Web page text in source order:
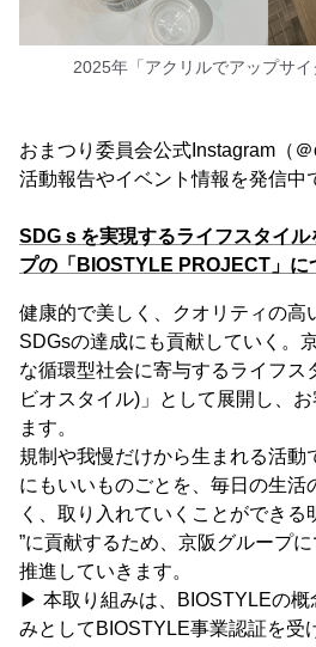
2025年「アクリルでアップサイ
おまつり委員会公式Instagram（
活動報告やイベント情報を発信中
SDGｓを実現するライフスタイ
プの「BIOSTYLE PROJECT」に
健康的で美しく、クオリティの高
SDGsの達成にも貢献していく。
な循環型社会に寄与するライフス
ビオスタイル)」として展開し、
ます。
規制や我慢だけから生まれる活動
にもいいものごとを、毎日の生活
く、取り入れていくことができる
”に貢献するため、京阪グループ
推進していきます。
▶ 本取り組みは、BIOSTYLEの概
みとしてBIOSTYLE事業認証を受